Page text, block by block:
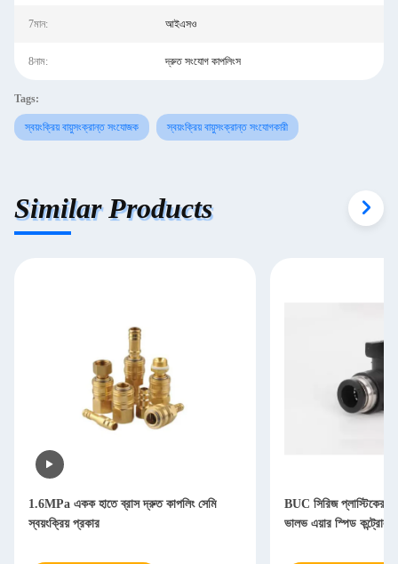
7মান: আইএসও
8নাম: দ্রুত সংযোগ কাপলিংস
Tags:
স্বয়ংক্রিয় বায়ুসংক্রান্ত সংযোজক স্বয়ংক্রিয় বায়ুসংক্রান্ত সংযোগকারী
Similar Products
1.6MPa একক হাতে ব্রাস দ্রুত কাপলিং সেমি
স্বয়ংক্রিয় প্রকার
BUC সিরিজ প্লাস্টিকের
ভালভ এয়ার স্পিড কন্ট্রোলার